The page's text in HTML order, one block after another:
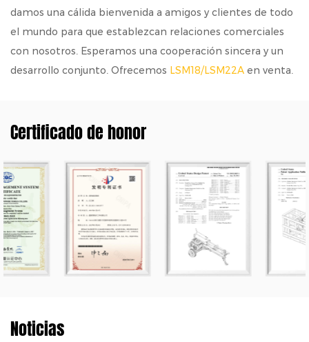
damos una cálida bienvenida a amigos y clientes de todo
el mundo para que establezcan relaciones comerciales
con nosotros. Esperamos una cooperación sincera y un
desarrollo conjunto. Ofrecemos LSM18/LSM22A en venta.
Certificado de honor
Noticias